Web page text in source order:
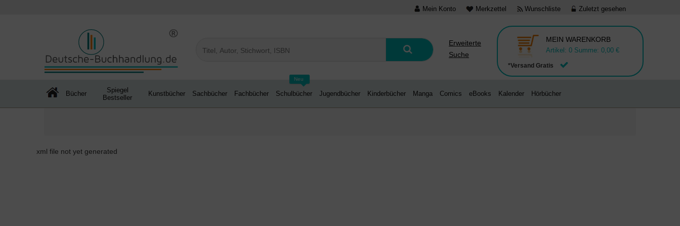
Mein Konto Merkzettel Wunschliste Zuletzt gesehen
Erweiterte
Suche
*Versand Gratis
MEIN WARENKORB
Artikel: 0 Summe: 0,00 €
Bücher
Spiegel
Bestseller
Kunstbücher Sachbücher Fachbücher
Neu
Schulbücher Jugendbücher Kinderbücher Manga Comics eBooks Kalender Hörbücher
xml file not yet generated